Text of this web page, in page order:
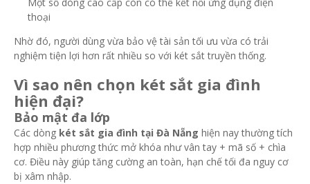
Một số dòng cao cấp còn có thể kết nối ứng dụng điện
thoại
Nhờ đó, người dùng vừa bảo vệ tài sản tối ưu vừa có trải
nghiệm tiện lợi hơn rất nhiều so với két sắt truyền thống.
Vì sao nên chọn két sắt gia đình
hiện đại?
Bảo mật đa lớp
Các dòng két sắt gia đình tại Đà Nẵng hiện nay thường tích
hợp nhiều phương thức mở khóa như vân tay + mã số + chìa
cơ. Điều này giúp tăng cường an toàn, hạn chế tối đa nguy cơ
bị xâm nhập.